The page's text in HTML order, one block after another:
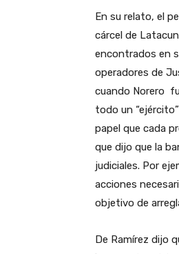
En su relato, el
cárcel de
encontrados en
operadores de
cuando Norero
todo un
papel que cada
que dijo que la
judiciales. Por
acciones
objetivo de
De Ramírez dijo